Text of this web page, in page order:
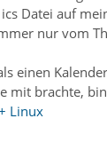
Datei auf
nur vom
einen
mit brachte,
Linux